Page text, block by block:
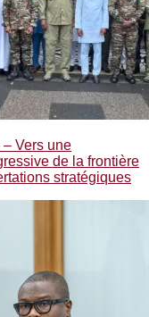
Vers une
de la frontière
stratégiques